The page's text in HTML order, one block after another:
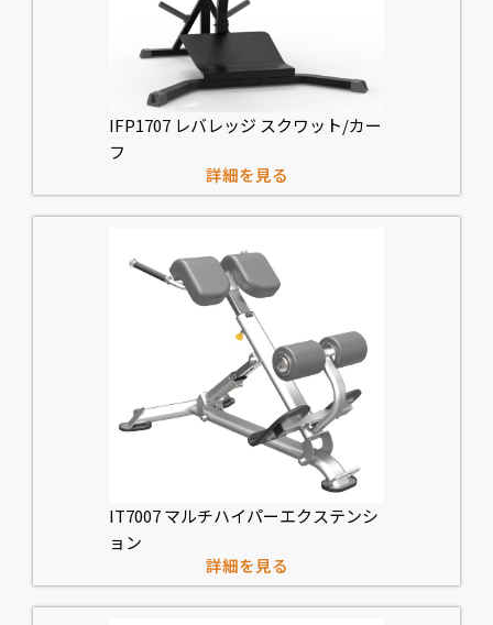
IFP1707 レバレッジ スクワット/カー
フ
詳細を見る
IT7007 マルチハイパーエクステンシ
ョン
詳細を見る